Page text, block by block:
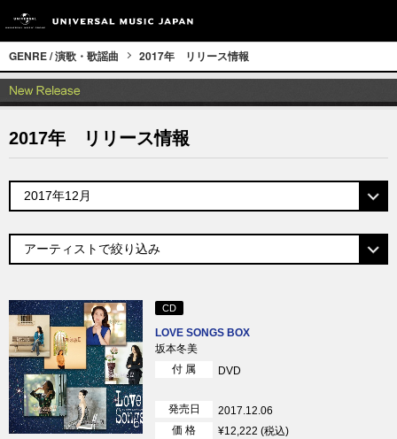
GENRE / 演歌・歌謡曲 2017年 リリース情報
2017年 リリース情報
CD
LOVE SONGS BOX
坂本冬美
付 属
DVD
発売日
2017.12.06
価 格
¥12,222 (税込)